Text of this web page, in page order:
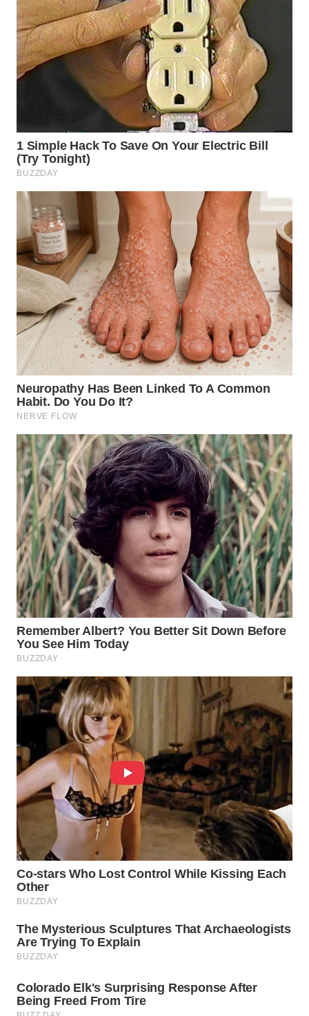
WN
KARAWANG
WN
BEKASI
WN
DEPOK
WN
TAPANULI
UTARA
WN
SAMOSIR
WN
PADANG
LAWAS
WN
SUMEDANG
WN
CIANJUR
WN
KEPULAUAN
SERIBU
WN
TANGERANG
WN
BINJAI
CIREBON
WN
INDRAMAYU
WN
KUNINGAN
WN
MAJALENGKA
WN
SUBANG
WN
SUKABUMI
PURWAKARTA